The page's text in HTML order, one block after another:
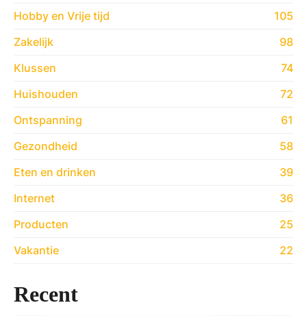
Hobby en Vrije tijd
105
Zakelijk
98
Klussen
74
Huishouden
72
Ontspanning
61
Gezondheid
58
Eten en drinken
39
Internet
36
Producten
25
Vakantie
22
Recent